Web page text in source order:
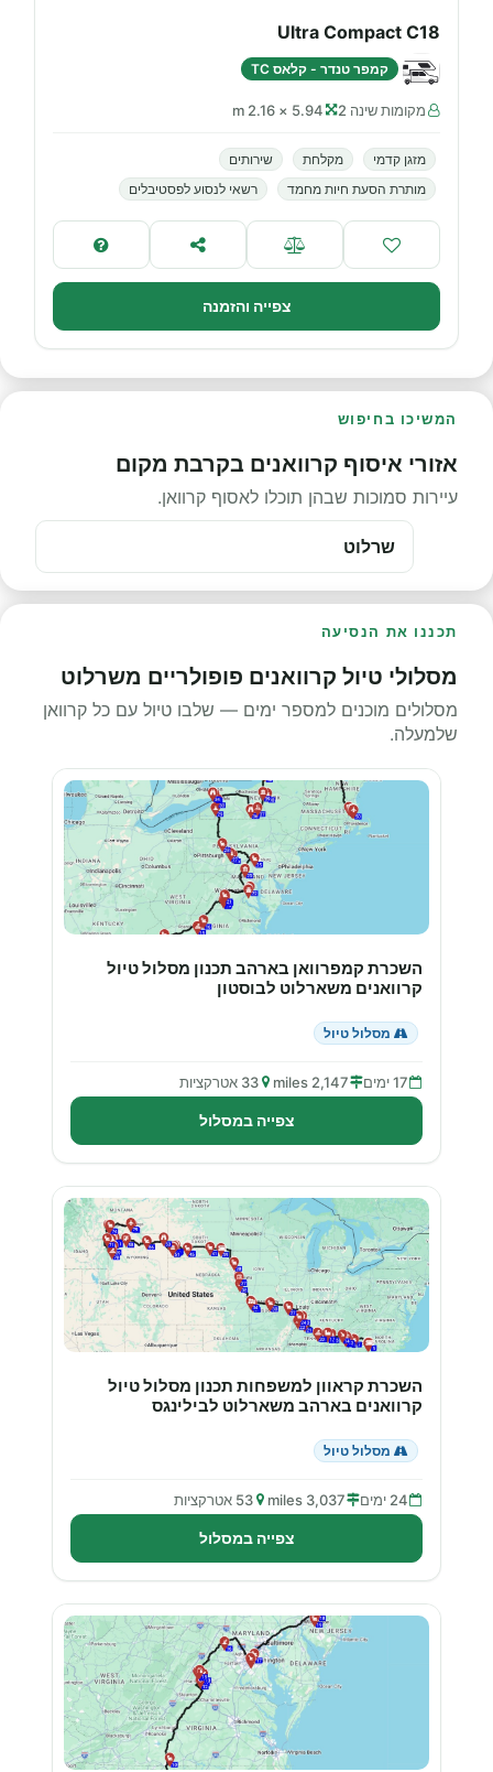
Ultra Compact C18
קמפר טנדר - קלאס TC
מקומות שינה 2 5.94 × 2.16 m
מזגן קדמי מקלחת
שירותים
מותרת הסעת חיות מחמד
רשאי לנסוע לפסטיבלים
צפייה והזמנה
המשיכו בחיפוש
אזורי איסוף קרוואנים בקרבת מקום
עיירות סמוכות שבהן תוכלו לאסוף קרוואן.
שרלוט
תכננו את הנסיעה
מסלולי טיול קרוואנים פופולריים משרלוט
מסלולים מוכנים למספר ימים — שלבו טיול עם כל קרוואן
שלמעלה.
השכרת קמפרוואן בארהב תכנון מסלול טיול
קרוואנים משארלוט לבוסטון
מסלול טיול
17 ימים 2,147 miles 33 אטרקציות
צפייה במסלול
השכרת קראוון למשפחות תכנון מסלול טיול
קרוואנים בארהב משארלוט לבילינגס
מסלול טיול
24 ימים 3,037 miles 53 אטרקציות
צפייה במסלול